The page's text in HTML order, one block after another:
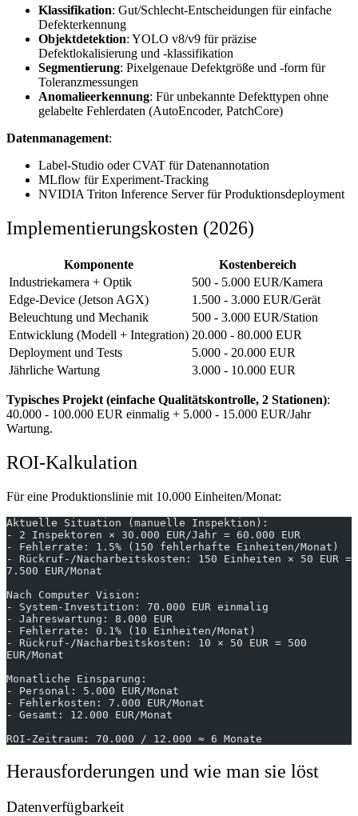
Klassifikation: Gut/Schlecht-Entscheidungen für einfache
Defekterkennung
Objektdetektion: YOLO v8/v9 für präzise
Defektlokalisierung und -klassifikation
Segmentierung: Pixelgenaue Defektgröße und -form für
Toleranzmessungen
Anomalieerkennung: Für unbekannte Defekttypen ohne
gelabelte Fehlerdaten (AutoEncoder, PatchCore)
Datenmanagement:
Label-Studio oder CVAT für Datenannotation
MLflow für Experiment-Tracking
NVIDIA Triton Inference Server für Produktionsdeployment
Implementierungskosten (2026)
Komponente
Kostenbereich
Industriekamera + Optik
500 - 5.000 EUR/Kamera
Edge-Device (Jetson AGX)
1.500 - 3.000 EUR/Gerät
Beleuchtung und Mechanik
500 - 3.000 EUR/Station
Entwicklung (Modell + Integration) 20.000 - 80.000 EUR
Deployment und Tests
5.000 - 20.000 EUR
Jährliche Wartung
3.000 - 10.000 EUR
Typisches Projekt (einfache Qualitätskontrolle, 2 Stationen):
40.000 - 100.000 EUR einmalig + 5.000 - 15.000 EUR/Jahr
Wartung.
ROI-Kalkulation
Für eine Produktionslinie mit 10.000 Einheiten/Monat:
Aktuelle Situation (manuelle Inspektion):
- 2 Inspektoren × 30.000 EUR/Jahr = 60.000 EUR
- Fehlerrate: 1.5% (150 fehlerhafte Einheiten/Monat)
- Rückruf-/Nacharbeitskosten: 150 Einheiten × 50 EUR =
7.500 EUR/Monat
Nach Computer Vision:
- System-Investition: 70.000 EUR einmalig
- Jahreswartung: 8.000 EUR
- Fehlerrate: 0.1% (10 Einheiten/Monat)
- Rückruf-/Nacharbeitskosten: 10 × 50 EUR = 500
EUR/Monat
Monatliche Einsparung:
- Personal: 5.000 EUR/Monat
- Fehlerkosten: 7.000 EUR/Monat
- Gesamt: 12.000 EUR/Monat
ROI-Zeitraum: 70.000 / 12.000 ≈ 6 Monate
Herausforderungen und wie man sie löst
Datenverfügbarkeit